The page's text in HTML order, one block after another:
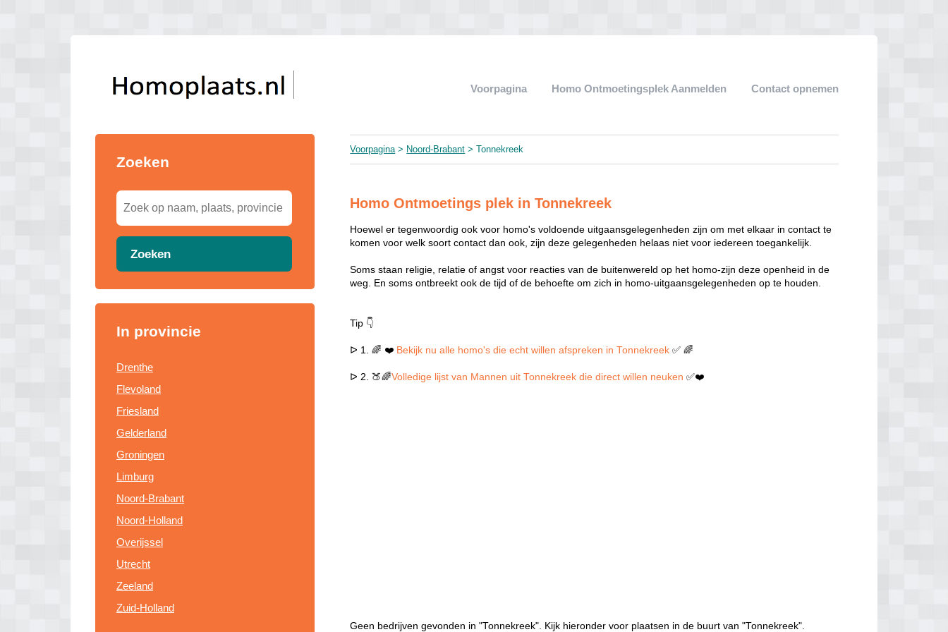
Voorpagina Homo Ontmoetingsplek Aanmelden Contact opnemen
Zoeken
Zoeken
In provincie
Drenthe
Flevoland
Friesland
Gelderland
Groningen
Limburg
Noord-Brabant
Noord-Holland
Overijssel
Utrecht
Zeeland
Zuid-Holland
Voorpagina> Noord-Brabant > Tonnekreek
Homo Ontmoetings plek in Tonnekreek
Hoewel er tegenwoordig ook voor homo's voldoende uitgaansgelegenheden zijn om met elkaar in contact te
komen voor welk soort contact dan ook, zijn deze gelegenheden helaas niet voor iedereen toegankelijk.
Soms staan religie, relatie of angst voor reacties van de buitenwereld op het homo-zijn deze openheid in de
weg. En soms ontbreekt ook de tijd of de behoefte om zich in homo-uitgaansgelegenheden op te houden.
Tip 👇
ᐅ 1. 🌈 ❤️ Bekijk nu alle homo's die echt willen afspreken in Tonnekreek ✅ 🌈
ᐅ 2. 🍑🌈Volledige lijst van Mannen uit Tonnekreek die direct willen neuken✅❤️
Geen bedrijven gevonden in "Tonnekreek". Kijk hieronder voor plaatsen in de buurt van "Tonnekreek".